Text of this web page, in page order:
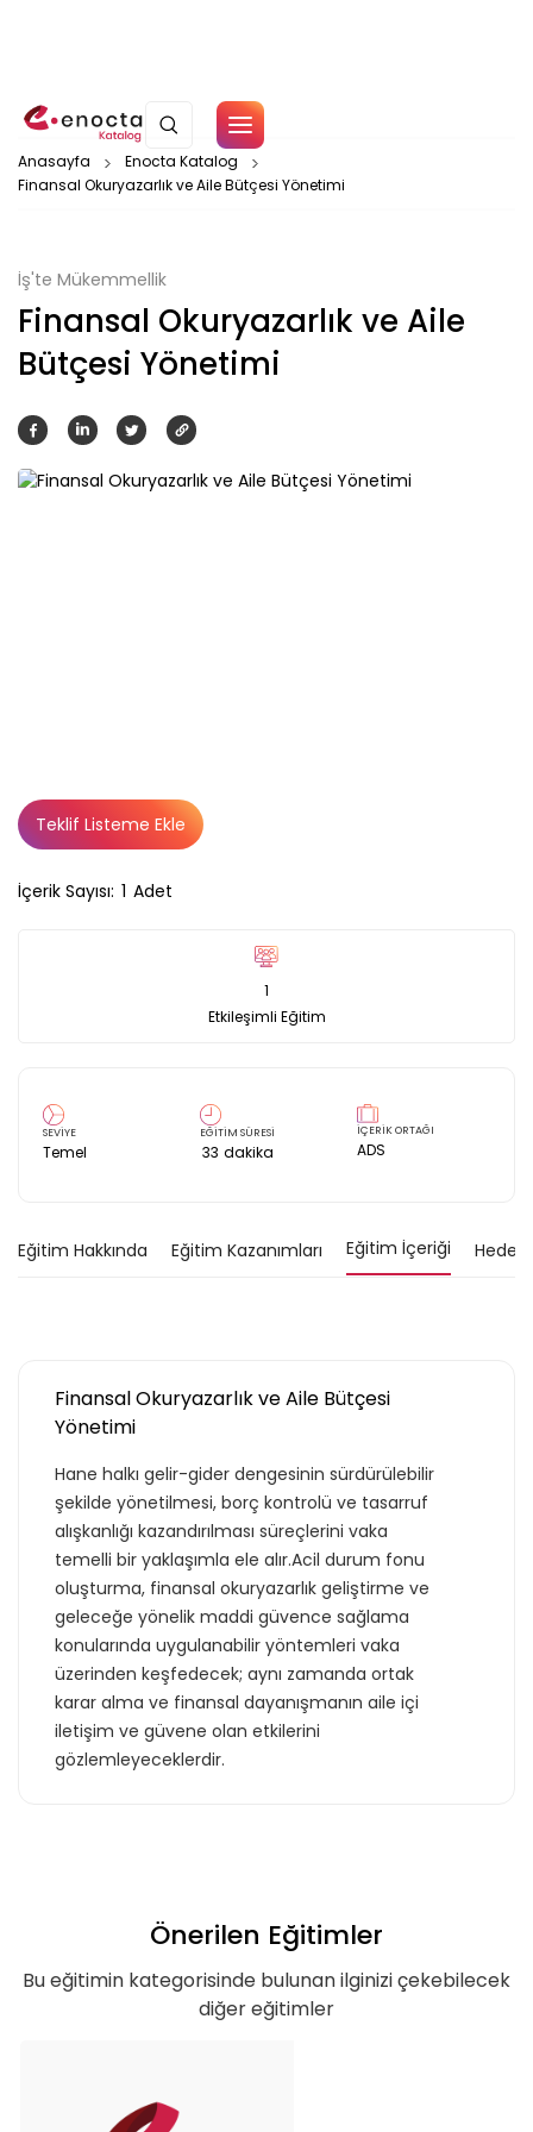
Çerez Politikamız
Anasayfa
Enocta Katalog
Finansal Okuryazarlık ve Aile Bütçesi Yönetimi
İş'te Mükemmellik
Finansal Okuryazarlık ve Aile
Bütçesi Yönetimi
İçerik Sayısı: 1 Adet
1
Etkileşimli Eğitim
SEVİYE
Temel
EĞİTİM SÜRESİ
33 dakika
İÇERİK ORTAĞI
ADS
Teklif Listeme Ekle
Eğitim Hakkında Eğitim Kazanımları Eğitim İçeriği Hedef
Finansal Okuryazarlık ve Aile Bütçesi
Yönetimi
Hane halkı gelir-gider dengesinin sürdürülebilir
şekilde yönetilmesi, borç kontrolü ve tasarruf
alışkanlığı kazandırılması süreçlerini vaka
temelli bir yaklaşımla ele alır.Acil durum fonu
oluşturma, finansal okuryazarlık geliştirme ve
geleceğe yönelik maddi güvence sağlama
konularında uygulanabilir yöntemleri vaka
üzerinden keşfedecek; aynı zamanda ortak
karar alma ve finansal dayanışmanın aile içi
iletişim ve güvene olan etkilerini
gözlemleyeceklerdir.
Önerilen Eğitimler
Bu eğitimin kategorisinde bulunan ilginizi çekebilecek
diğer eğitimler